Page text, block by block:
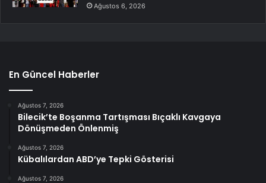
Ağustos 6, 2026
En Güncel Haberler
Ağustos 7, 2026
Bilecik’te Boşanma Tartışması Bıçaklı Kavgaya
Dönüşmeden Önlenmiş
Ağustos 7, 2026
Kübalılardan ABD’ye Tepki Gösterisi
Ağustos 7, 2026